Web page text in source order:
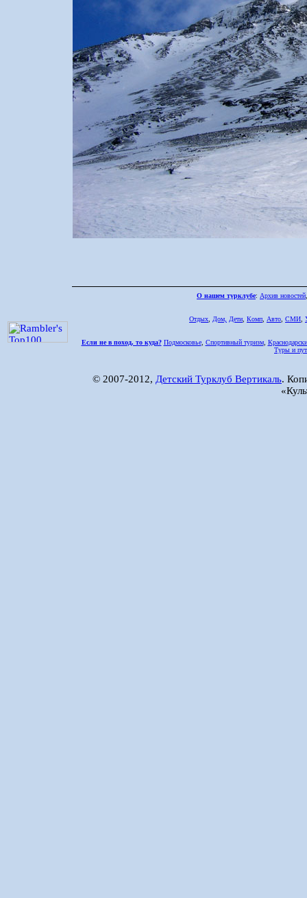
О нашем турклубе: Архив новостей
Отдых Дом, Дети Комп Авто СМИ
Если не в поход, то куда? Подмосковье, Спортивный туризм,
Туры и
© 2007-2012, Детский Турклуб Вертикаль.